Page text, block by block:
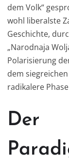
dem Volk“
wohl liberalste
Geschichte,
„Narodnaja
Polarisierung
dem
radikalere
Der